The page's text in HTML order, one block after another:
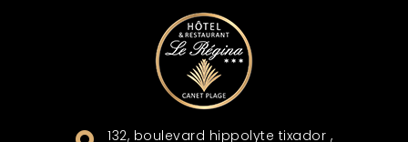
132, boulevard hippolyte tixador ,